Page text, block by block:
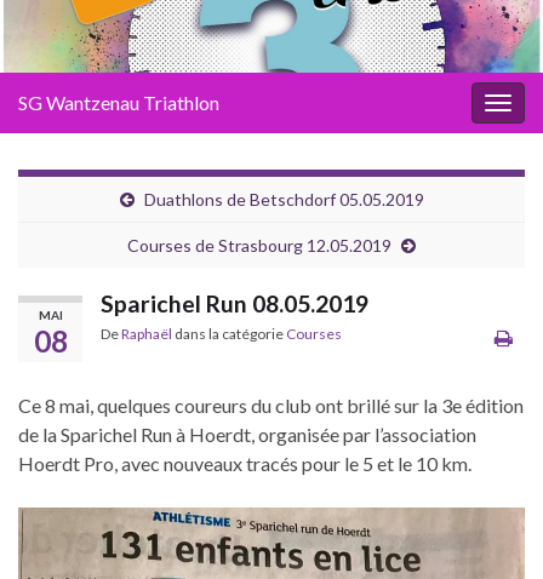
SG Wantzenau Triathlon
Duathlons de Betschdorf 05.05.2019
Courses de Strasbourg 12.05.2019
MAI
08
Sparichel Run 08.05.2019
DeRaphaël dans la catégorie Courses
Ce 8 mai, quelques coureurs du club ont brillé sur la 3e édition
de la Sparichel Run à Hoerdt, organisée par l’association
Hoerdt Pro, avec nouveaux tracés pour le 5 et le 10 km.